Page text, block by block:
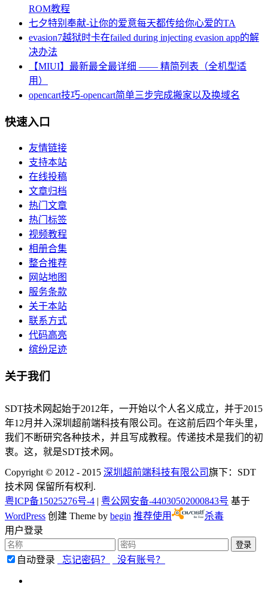
ROM教程
七夕特别奉献-让你的爱意每天都传给你心爱的TA
evasion7越狱时卡在failed during injecting evasion app的解
决办法
【MIUI】最新最全最详细 —— 精简列表（全机型适
用）
opencart技巧-opencart简单三步完成搬家以及换域名
快速入口
友情链接
支持本站
在线投稿
文章归档
热门文章
热门标签
视频教程
相册合集
整合推荐
网站地图
服务条款
关于本站
联系方式
代码高亮
缤纷足迹
关于我们
SDT技术网起始于2012年，一开始以个人名义成立，并于2015
年12月并入深圳超前端科技有限公司。在这前后四个年头里，
我们不断研究各种技术，并且写成教程。传递技术是我们的初
衷。这，就是SDT技术网。
Copyright © 2012 - 2015 深圳超前端科技有限公司旗下：SDT
技术网 保留所有权利.
粤ICP备15025276号-4 | 粤公网安备-44030502000843号 基于
WordPress 创建 Theme by begin 推荐使用
杀毒
用户登录
自动登录 忘记密码？ 没有账号？